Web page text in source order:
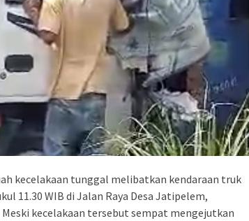
kecelakaan tunggal melibatkan kendaraan truk
11.30 WIB di Jalan Raya Desa Jatipelem,
kecelakaan tersebut sempat mengejutkan